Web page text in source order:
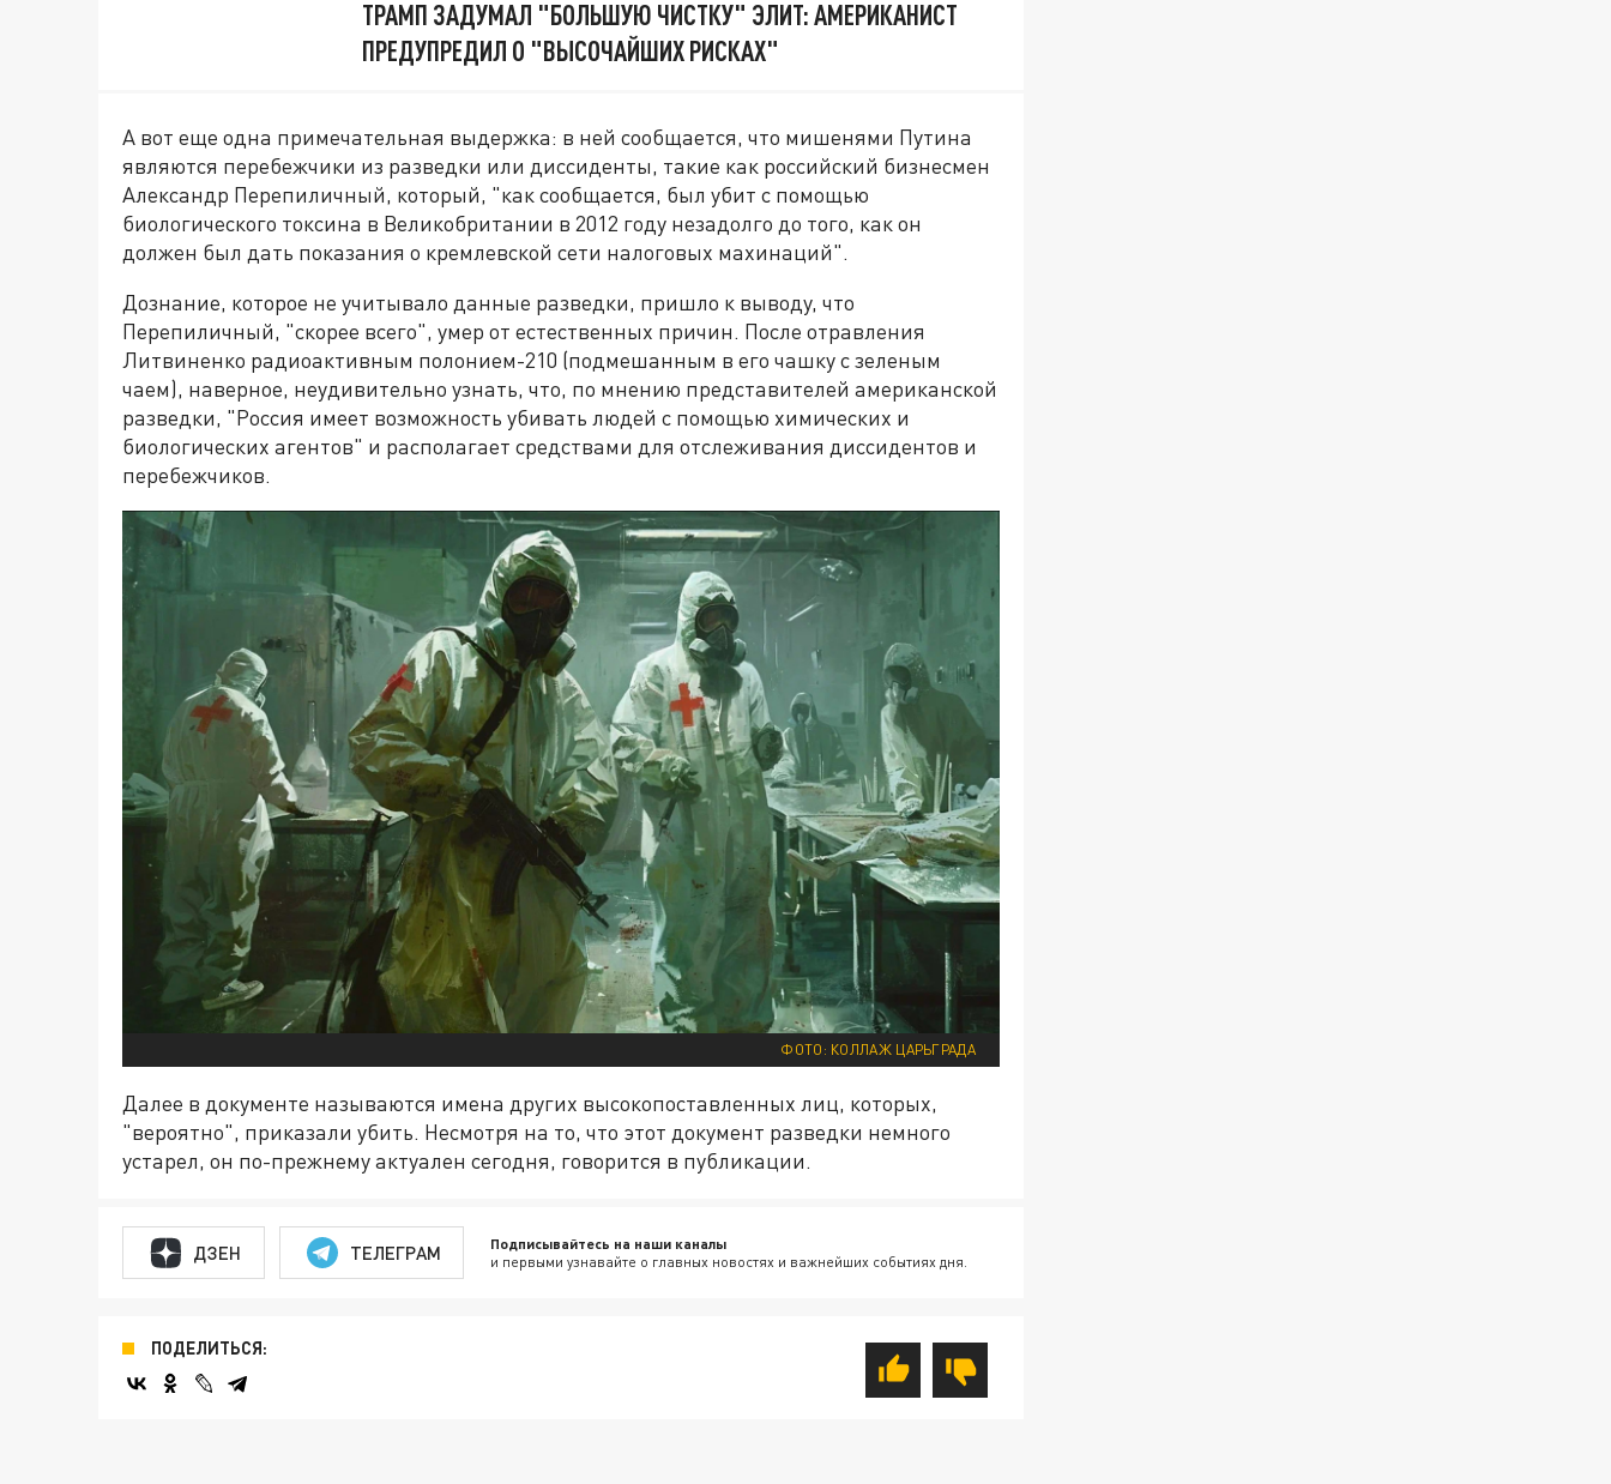
ТРАМП ЗАДУМАЛ "БОЛЬШУЮ ЧИСТКУ" ЭЛИТ: АМЕРИКАНИСТ
ПРЕДУПРЕДИЛ О "ВЫСОЧАЙШИХ РИСКАХ"
А вот еще одна примечательная выдержка: в ней сообщается, что мишенями Путина
являются перебежчики из разведки или диссиденты, такие как российский бизнесмен
Александр Перепиличный, который, "как сообщается, был убит с помощью
биологического токсина в Великобритании в 2012 году незадолго до того, как он
должен был дать показания о кремлевской сети налоговых махинаций".
Дознание, которое не учитывало данные разведки, пришло к выводу, что
Перепиличный, "скорее всего", умер от естественных причин. После отравления
Литвиненко радиоактивным полонием-210 (подмешанным в его чашку с зеленым
чаем), наверное, неудивительно узнать, что, по мнению представителей американской
разведки, "Россия имеет возможность убивать людей с помощью химических и
биологических агентов" и располагает средствами для отслеживания диссидентов и
перебежчиков.
ФОТО: КОЛЛАЖ ЦАРЬГРАДА
Далее в документе называются имена других высокопоставленных лиц, которых,
"вероятно", приказали убить. Несмотря на то, что этот документ разведки немного
устарел, он по-прежнему актуален сегодня, говорится в публикации.
ДЗЕН ТЕЛЕГРАМ Подписывайтесь на наши каналы
и первыми узнавайте о главных новостях и важнейших событиях дня.
ПОДЕЛИТЬСЯ: